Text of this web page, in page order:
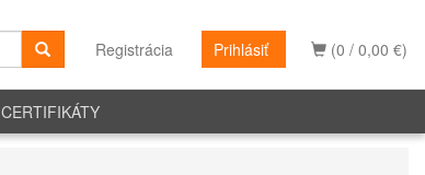
(0 / 0,00 €)
Registrácia Prihlásiť
CERTIFIKÁTY